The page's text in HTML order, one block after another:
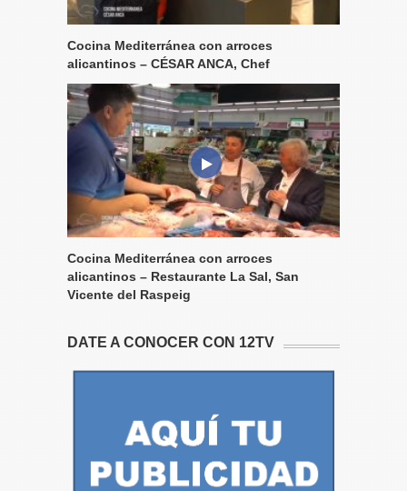
Cocina Mediterránea con arroces
alicantinos – CÉSAR ANCA, Chef
Cocina Mediterránea con arroces
alicantinos – Restaurante La Sal, San
Vicente del Raspeig
DATE A CONOCER CON 12TV